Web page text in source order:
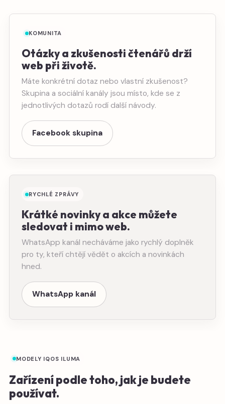
KOMUNITA
Otázky a zkušenosti čtenářů drží
web při životě.
Máte konkrétní dotaz nebo vlastní zkušenost?
Skupina a sociální kanály jsou místo, kde se z
jednotlivých dotazů rodí další návody.
Facebook skupina
RYCHLÉ ZPRÁVY
Krátké novinky a akce můžete
sledovat i mimo web.
WhatsApp kanál necháváme jako rychlý doplněk
pro ty, kteří chtějí vědět o akcích a novinkách
hned.
WhatsApp kanál
MODELY IQOS ILUMA
Zařízení podle toho, jak je budete
používat.